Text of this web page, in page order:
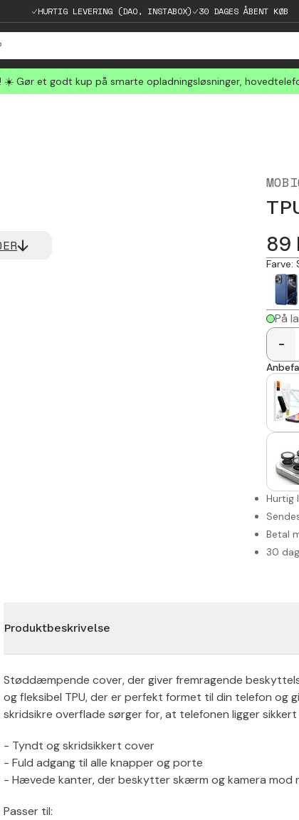
HURTIG LEVERING (DAO, INSTABOX) 30 DAGES ÅBENT KØB
☀️ Gør et godt kup på smarte opladningsløsninger,
89
Farve:
På
-
Hurtig
Betal
30
Produktbeskrivelse
Støddæmpende cover, der giver fremragende
og fleksibel TPU, der er perfekt formet til din telefon og
skridsikre overflade sørger for, at telefonen ligger
- Tyndt og skridsikkert cover
- Fuld adgang til alle knapper og porte
- Hævede kanter, der beskytter skærm og kamera mod
Passer til: